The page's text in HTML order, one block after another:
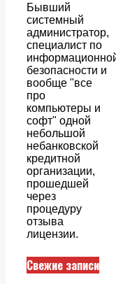
Бывший
системный
администратор,
специалист по
безопасности и
вообще "все
про
компьютеры и
софт" одной
небольшой
небанковской
кредитной
организации,
прошедшей
через
процедуру
отзыва
лицензии.
Свежие записи